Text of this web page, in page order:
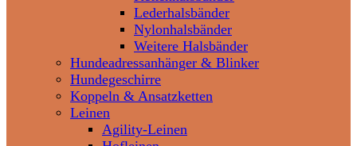
Lederhalsbänder
Nylonhalsbänder
Weitere Halsbänder
Hundeadressanhänger & Blinker
Hundegeschirre
Koppeln & Ansatzketten
Leinen
Agility-Leinen